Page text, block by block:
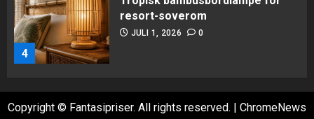
5
sprekker vulkansk stein
bordlampe
JUNI 16, 2026
Wabi Sabi: Aldret messing trådløs
Copyright © Fantasipriser. All rights reserved. | ChromeNews